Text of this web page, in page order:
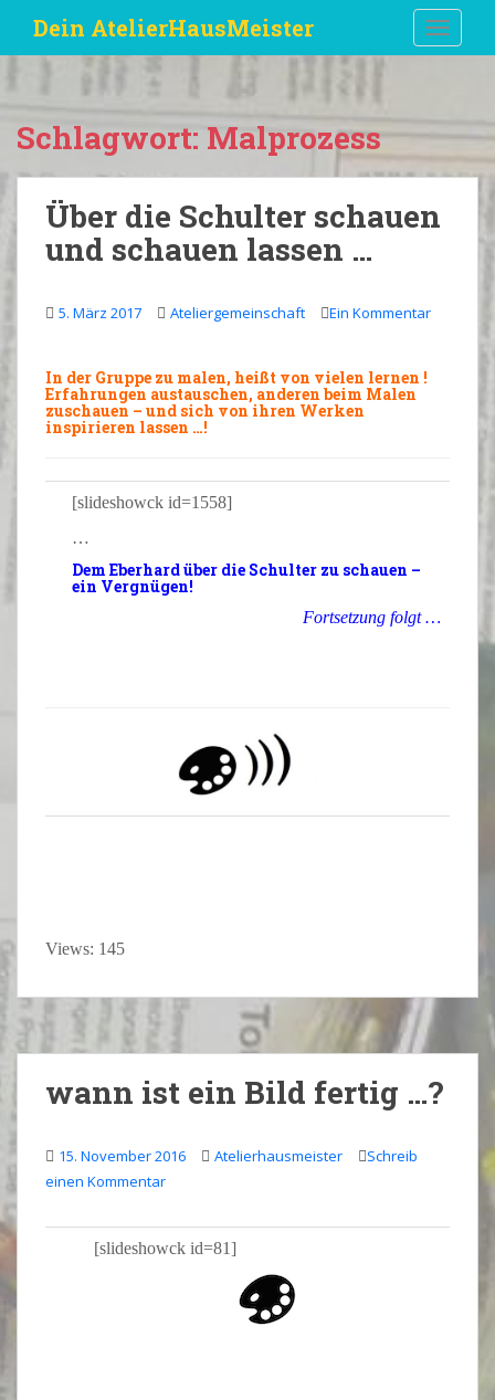
i
Dein AtelierHausMeister
Schlagwort: Malprozess
Über die Schulter schauen
und schauen lassen …
5. März 2017 Ateliergemeinschaft Ein Kommentar
In der Gruppe zu malen, heißt von vielen lernen !
Erfahrungen austauschen, anderen beim Malen
zuschauen – und sich von ihren Werken
inspirieren lassen …!
[slideshowck id=1558]
…
Dem Eberhardüber die Schulter zu schauen –
ein Vergnügen!
Fortsetzung folgt …
Views: 145
wann ist ein Bild fertig …?
15. November 2016 Atelierhausmeister
Schreib
einen Kommentar
[slideshowck id=81]